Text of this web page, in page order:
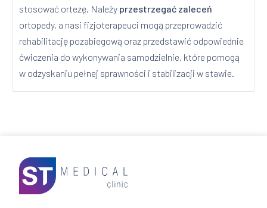
stosować ortezę. Należy przestrzegać zaleceń
ortopedy, a nasi fizjoterapeuci mogą przeprowadzić
rehabilitację pozabiegową oraz przedstawić odpowiednie
ćwiczenia do wykonywania samodzielnie, które pomogą
w odzyskaniu pełnej sprawności i stabilizacji w stawie.